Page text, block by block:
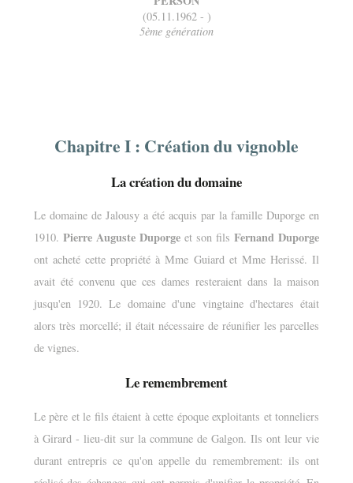
(05.11.1962 - )
5ème génération
Chapitre I : Création du vignoble
La création du domaine
Le domaine de Jalousy a été acquis par la famille Duporge en
1910. Pierre Auguste Duporgeet son filsFernand Duporge
ont acheté cette propriété à Mme Guiard et Mme Herissé. Il
avait été convenu que ces dames resteraient dans la maison
jusqu'en 1920. Le domaine d'une vingtaine d'hectares était
alors très morcellé; il était nécessaire de réunifier les parcelles
de vignes.
Le remembrement
Le père et le fils étaient à cette époque exploitants et tonneliers
à Girard - lieu-dit sur la commune de Galgon. Ils ont leur vie
durant entrepris ce qu'on appelle du remembrement: ils ont